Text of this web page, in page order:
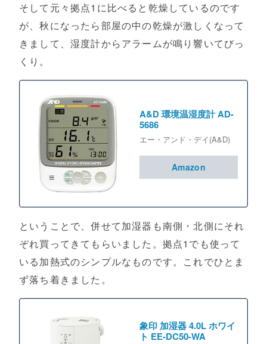
そして元々拠点1に比べると乾燥しているのです
が、秋になったら部屋の中の乾燥が激しくなって
きまして、湿度計からアラームが鳴り響いてびっ
くり。
A&D 環境温湿度計 AD-
5686
エー・アンド・デイ(A&D)
Amazon
ということで、併せて加湿器も南側・北側にそれ
ぞれ買ってきてもらいました。拠点1でも使って
いる加熱式のシンプルなものです。これでひとま
ず落ち着きました。
象印 加湿器 4.0L ホワイ
ト EE-DC50-WA